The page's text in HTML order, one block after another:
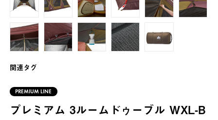
関連タグ
PREMIUM LINE
プレミアム 3ルームドゥーブル WXL-B